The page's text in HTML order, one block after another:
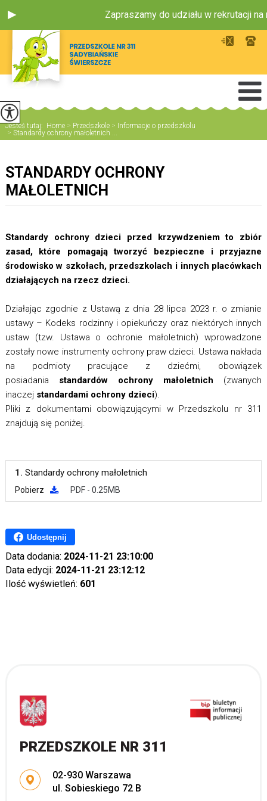
Zapraszamy do udziału w rekrutacji
Jesteś tutaj: Home > Przedszkole > Informacje o przedszkolu
> Standardy ochrony małoletnich ...
STANDARDY OCHRONY
MAŁOLETNICH
Standardy ochrony dzieci przed krzywdzeniem to zbiór
zasad, które pomagają tworzyć bezpieczne i przyjazne
środowisko w szkołach, przedszkolach i innych placówkach
działających na rzecz dzieci.
Działając zgodnie z Ustawą z dnia 28 lipca 2023 r. o zmianie
ustawy – Kodeks rodzinny i opiekuńczy oraz niektórych innych
ustaw (tzw. Ustawa o ochronie małoletnich) wprowadzone
zostały nowe instrumenty ochrony praw dzieci. Ustawa nakłada
na podmioty pracujące z dziećmi, obowiązek
posiadania standardów ochrony małoletnich (zwanych
inaczej standardami ochrony dzieci).
Pliki z dokumentami obowiązującymi w Przedszkolu nr 311
znajdują się poniżej.
1. Standardy ochrony małoletnich
Pobierz PDF - 0.25MB
Udostępnij
Data dodania: 2024-11-21 23:10:00
Data edycji: 2024-11-21 23:12:12
Ilość wyświetleń: 601
PRZEDSZKOLE NR 311
Adres pocztowy:
02-930 Warszawa
ul. Sobieskiego 72 B